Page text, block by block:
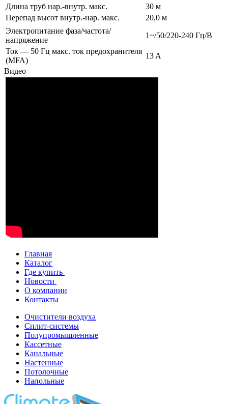
Длина труб нар.-внутр. макс.
30 м
Перепад высот внутр.-нар. макс.
20,0 м
Электропитание фаза/частота/
напряжение
1~/50/220-240 Гц/В
Ток — 50 Гц макс. ток предохранителя
(MFA)
13 A
Видео
Главная
Каталог
Где купить
Новости
О компании
Контакты
Очистители воздуха
Сплит-системы
Полупромышленные
Кассетные
Канальные
Настенные
Потолочные
Напольные